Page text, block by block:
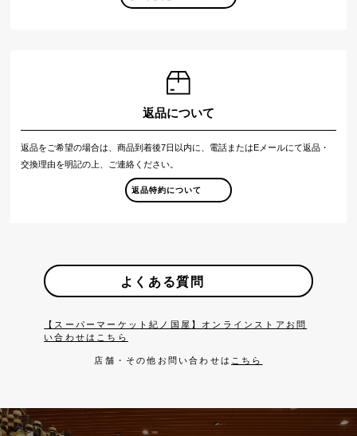
返品について
返品をご希望の場合は、商品到着後7日以内に、電話またはEメールにて返品・
交換理由を明記の上、ご連絡ください。
返品特約について
よくある質問
【スーパーマーケット紀ノ国屋】オンラインストアお問
い合わせはこちら
店舗・その他お問い合わせは こちら